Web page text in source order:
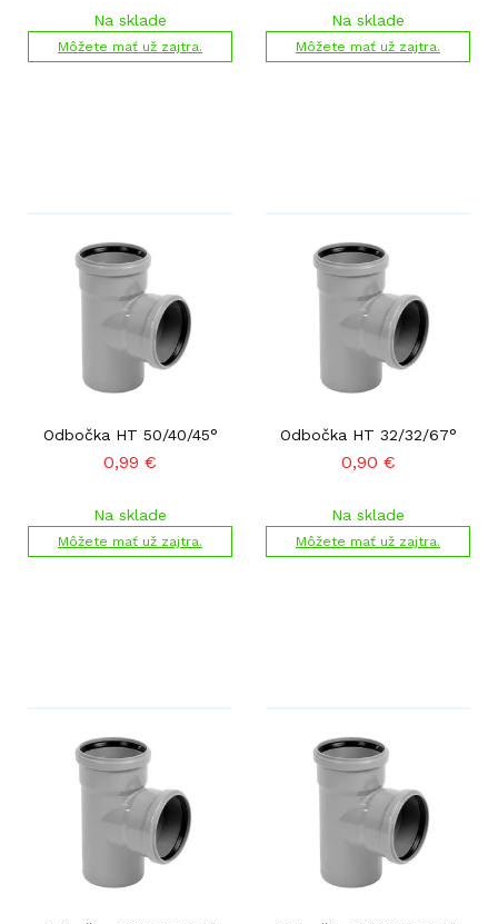
Na sklade
Môžete mať už zajtra.
Na sklade
Môžete mať už zajtra.
Odbočka HT 50/40/45°
0,99 €
Na sklade
Môžete mať už zajtra.
Odbočka HT 32/32/67°
0,90 €
Na sklade
Môžete mať už zajtra.